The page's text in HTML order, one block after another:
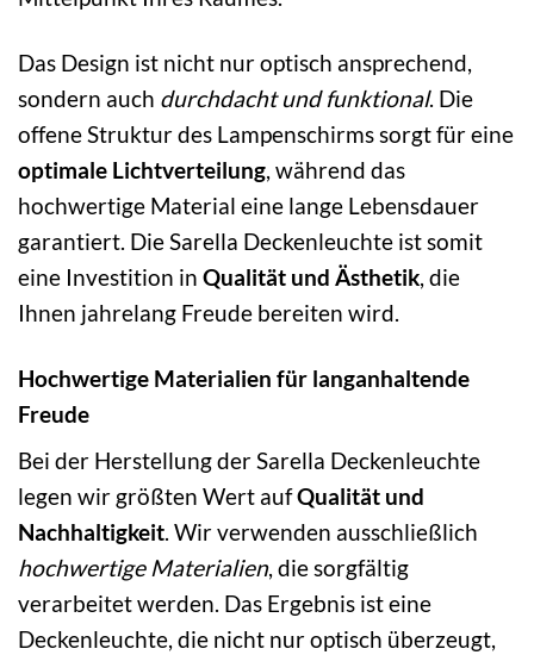
Das Design ist nicht nur optisch ansprechend,
sondern auch durchdacht und funktional. Die
offene Struktur des Lampenschirms sorgt für eine
optimale Lichtverteilung , während das
hochwertige Material eine lange Lebensdauer
garantiert. Die Sarella Deckenleuchte ist somit
eine Investition in Qualität und Ästhetik , die
Ihnen jahrelang Freude bereiten wird.
Hochwertige Materialien für langanhaltende
Freude
Bei der Herstellung der Sarella Deckenleuchte
legen wir größten Wert aufQualität und
Nachhaltigkeit. Wir verwenden ausschließlich
hochwertige Materialien, die sorgfältig
verarbeitet werden. Das Ergebnis ist eine
Deckenleuchte, die nicht nur optisch überzeugt,